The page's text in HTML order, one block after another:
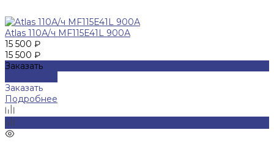
Atlas 110А/ч MF115E41L 900А
15 500 ₽
15 500 ₽
Заказать
Заказать
Подробнее